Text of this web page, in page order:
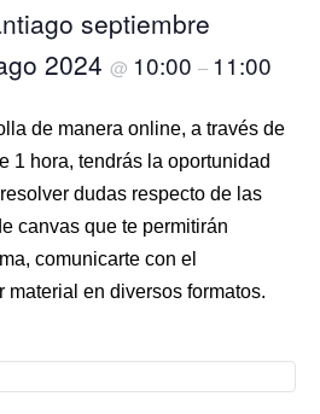
septiembre
2024 @ 10:00 – 11:00
de manera online, a través de
1 hora, tendrás la oportunidad
dudas respecto de las
canvas que te permitirán
comunicarte con el
material en diversos formatos.